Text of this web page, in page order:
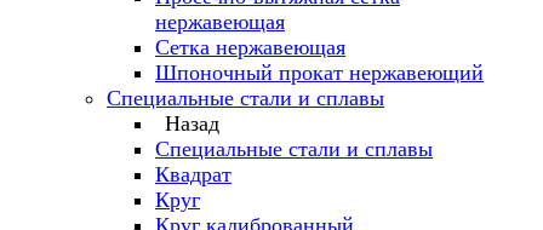
нержавеющая
Сетка нержавеющая
Шпоночный прокат нержавеющий
Специальные стали и сплавы
Назад
Специальные стали и сплавы
Квадрат
Круг
Круг калиброванный